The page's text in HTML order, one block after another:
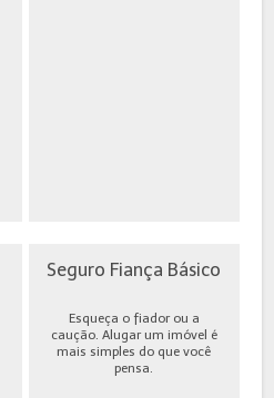
Seguro Fiança Básico
Esqueça o fiador ou a
caução. Alugar um imóvel é
mais simples do que você
pensa.